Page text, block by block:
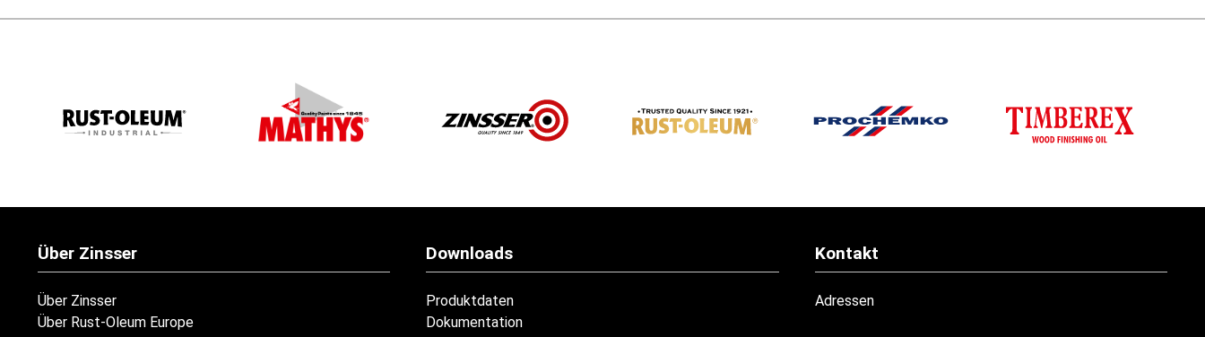
Über Zinsser
Über Zinsser
Über Rust-Oleum Europe
Downloads
Produktdaten
Dokumentation
Kontakt
Adressen